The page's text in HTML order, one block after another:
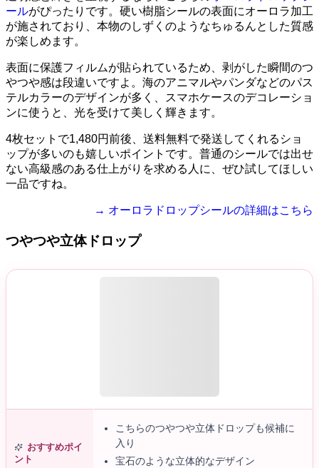
ールがぴったりです。硬い樹脂シールの表面にオーロラ加工
が施されており、本物のしずくのようなちゅるんとした質感
が楽しめます。
表面に保護フィルムが貼られているため、剥がした瞬間のつ
やつや感は段違いですよ。海のアニマルやパンダなどのパス
テルカラーのデザインが多く、スマホケースのデコレーショ
ンに使うと、光を受けて美しく輝きます。
4枚セットで1,480円前後、送料無料で発送してくれるショ
ップが多いのも嬉しいポイントです。普通のシールでは出せ
ない高級感のある仕上がりを求める人に、ぜひ試してほしい
一品ですね。
→ オーロラドロップシールの詳細はこちら
つやつや立体ドロップ
おすすめポイ
ント
こちらのつやつや立体ドロップも候補に
入り
宝石のような立体的なデザイン